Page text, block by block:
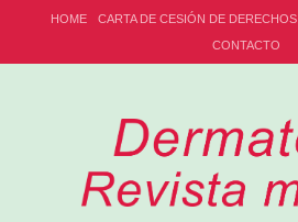
HOME CARTA DE CESIÓN DE DERECHOS
CONTACTO